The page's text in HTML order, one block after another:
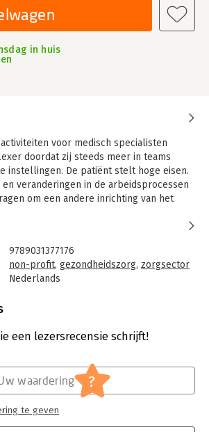
in huis
voor medisch specialisten
doordat zij steeds meer in teams
instellingen. De patiënt stelt hoge eisen.
veranderingen in de arbeidsprocessen
om een andere inrichting van het
veranderende eisen van deze tijd te
jarenlang voorzien in een behoefte aan
voor medisch specialisten die iets
een cursus volgen. Deze tweede
als het gaat om het geïntegreerd
is de inhoud over de huidige en
stelselwijziging voltrokken die
in deze geheel herziene druk.
9789031377176
non-profit, gezondheidszorg, zorgsector
Nederlands
2
Non-profit
Medicus & Management
een lezersrecensie schrijft!
waardering ?
te geven